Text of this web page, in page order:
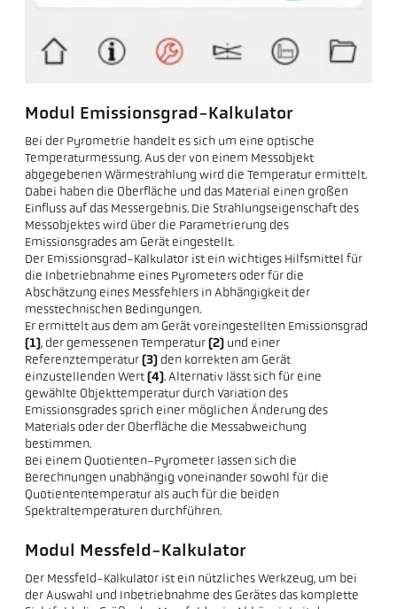
Modul Emissionsgrad-Kalkulator
Bei der Pyrometrie handelt es sich um eine optische
Temperaturmessung. Aus der von einem Messobjekt
abgegebenen Wärmestrahlung wird die Temperatur ermittelt.
Dabei haben die Oberfläche und das Material einen großen
Einfluss auf das Messergebnis. Die Strahlungseigenschaft des
Messobjektes wird über die Parametrierung des
Emissionsgrades am Gerät eingestellt.
Der Emissionsgrad-Kalkulator ist ein wichtiges Hilfsmittel für
die Inbetriebnahme eines Pyrometers oder für die
Abschätzung eines Messfehlers in Abhängigkeit der
messtechnischen Bedingungen.
Er ermittelt aus dem am Gerät voreingestellten Emissionsgrad
(1), der gemessenen Temperatur(2) und einer
Referenztemperatur(3) den korrekten am Gerät
einzustellenden Wert(4). Alternativ lässt sich für eine
gewählte Objekttemperatur durch Variation des
Emissionsgrades sprich einer möglichen Änderung des
Materials oder der Oberfläche die Messabweichung
bestimmen.
Bei einem Quotienten-Pyrometer lassen sich die
Berechnungen unabhängig voneinander sowohl für die
Quotiententemperatur als auch für die beiden
Spektraltemperaturen durchführen.
Modul Messfeld-Kalkulator
Der Messfeld-Kalkulator ist ein nützliches Werkzeug, um bei
der Auswahl und Inbetriebnahme des Gerätes das komplette